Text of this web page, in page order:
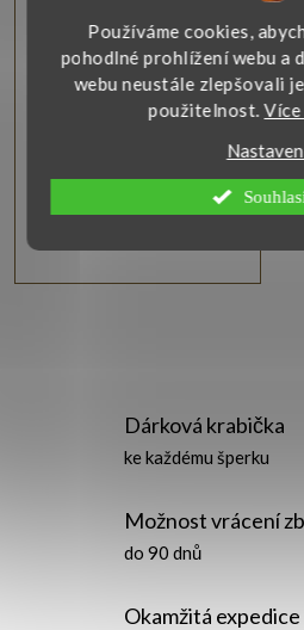
Používáme cookies,
pohodlné prohlížení webu a
webu neustále zlepšovali
použitelnost.
d
rubínem a brilianty
Zobrazit
Úžasný prsten v bílém 14-ti
karátovém zlatě je osazen
přírodním rubínem a
Dárková krabička
ke každému šperku
Možnost vrácení
do 90 dnů
Okamžitá expedice